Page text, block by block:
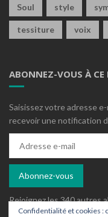
Soul style
tessiture voix
ABONNEZ-VOUS À CE
Saisissez votre adresse
recevoir une notification
mail
Abonnez-vous
Rejoignez les 340 autres
Confidentialité et cookies :